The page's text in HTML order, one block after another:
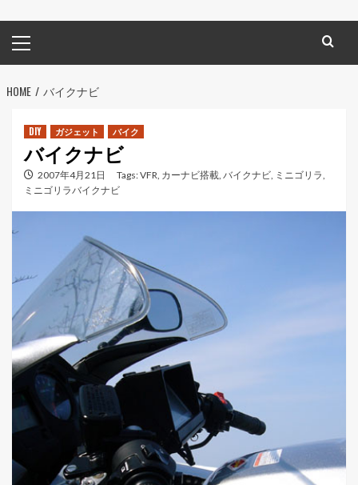
イ
ン
メ
HOME バイクナビ
DIY ガジェット バイク
バイクナビ
2007年4月21日 Tags:VFR, カーナビ搭載, バイクナビ, ミニゴリラ,
ミニゴリラバイクナビ